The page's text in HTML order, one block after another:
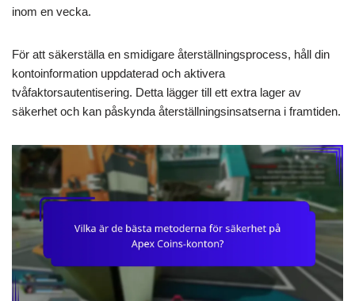
inom en vecka.
För att säkerställa en smidigare återställningsprocess, håll din
kontoinformation uppdaterad och aktivera
tvåfaktorsautentisering. Detta lägger till ett extra lager av
säkerhet och kan påskynda återställningsinsatserna i framtiden.